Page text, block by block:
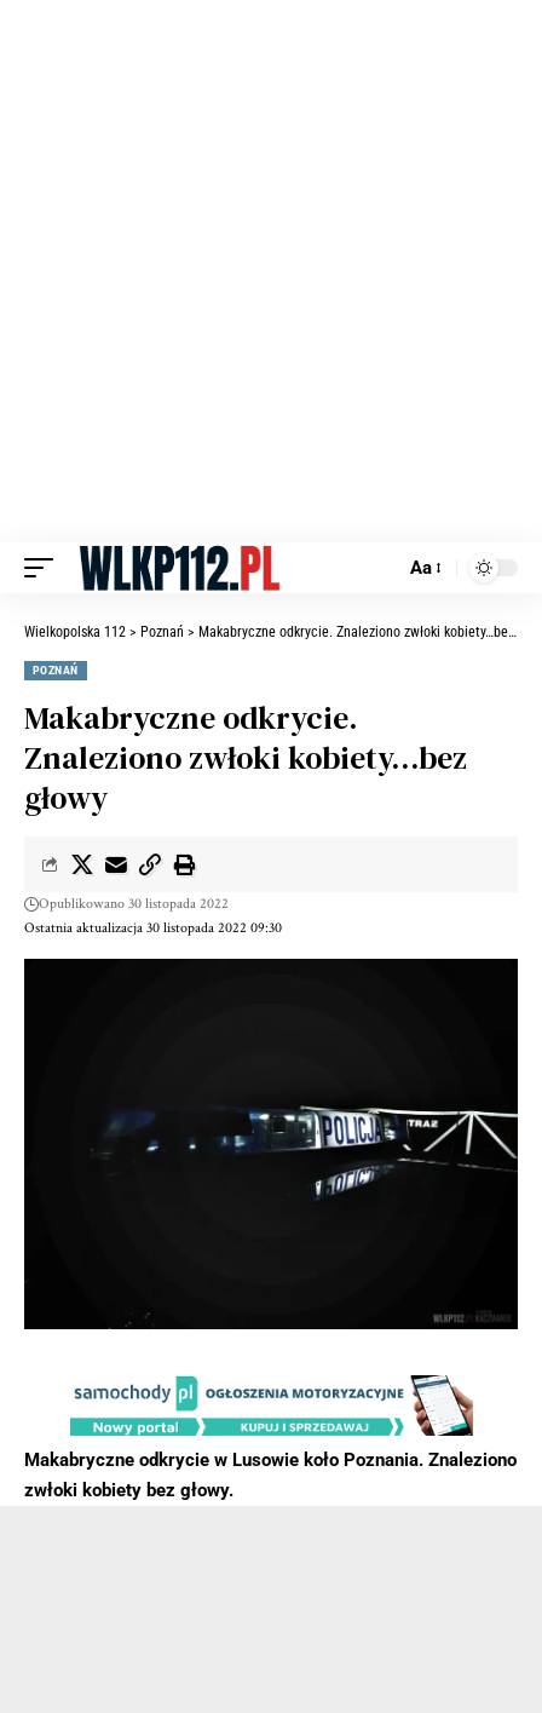
Aa
Wielkopolska 112 > Poznań > Makabryczne odkrycie. Znaleziono zwłoki kobiety…bez głowy
POZNAŃ
Makabryczne odkrycie.
Znaleziono zwłoki kobiety…bez
głowy
Ostatnia aktualizacja 30 listopada 2022 09:30
Opublikowano 30 listopada 2022
Makabryczne odkrycie w Lusowie koło Poznania. Znaleziono
zwłoki kobiety bez głowy.